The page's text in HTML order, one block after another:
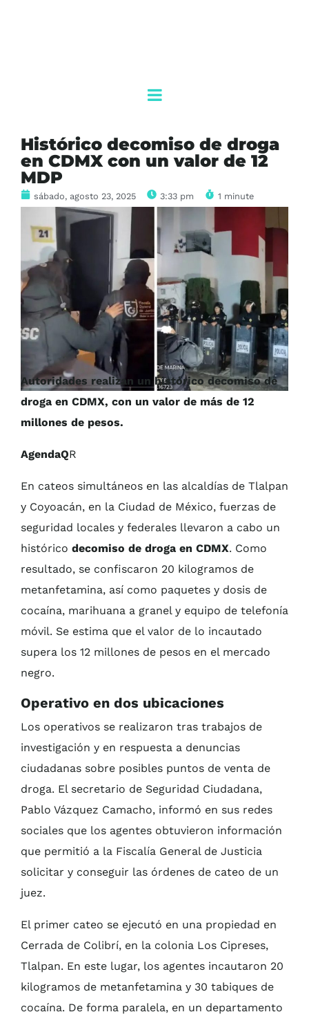
Histórico decomiso de droga
en CDMX con un valor de 12
MDP
sábado, agosto 23, 2025 3:33 pm 1 minute
Autoridades realizan un histórico decomiso de
droga en CDMX, con un valor de más de 12
millones de pesos.
AgendaQR
En cateos simultáneos en las alcaldías de Tlalpan
y Coyoacán, en la Ciudad de México, fuerzas de
seguridad locales y federales llevaron a cabo un
histórico decomiso de droga en CDMX. Como
resultado, se confiscaron 20 kilogramos de
metanfetamina, así como paquetes y dosis de
cocaína, marihuana a granel y equipo de telefonía
móvil. Se estima que el valor de lo incautado
supera los 12 millones de pesos en el mercado
negro.
Operativo en dos ubicaciones
Los operativos se realizaron tras trabajos de
investigación y en respuesta a denuncias
ciudadanas sobre posibles puntos de venta de
droga. El secretario de Seguridad Ciudadana,
Pablo Vázquez Camacho, informó en sus redes
sociales que los agentes obtuvieron información
que permitió a la Fiscalía General de Justicia
solicitar y conseguir las órdenes de cateo de un
juez.
El primer cateo se ejecutó en una propiedad en
Cerrada de Colibrí, en la colonia Los Cipreses,
Tlalpan. En este lugar, los agentes incautaron 20
kilogramos de metanfetamina y 30 tabiques de
cocaína. De forma paralela, en un departamento